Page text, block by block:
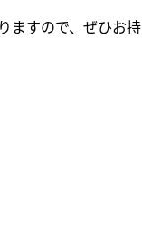
ますので、ぜひお